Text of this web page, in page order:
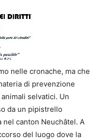
nelle cronache, ma che
di prevenzione
selvatici. Un
da un pipistrello
canton Neuchâtel. A
del luogo dove la